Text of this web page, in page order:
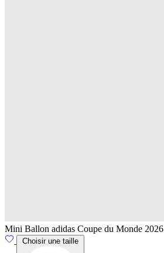
Mini Ballon adidas Coupe du Monde 2026
Choisir une taille